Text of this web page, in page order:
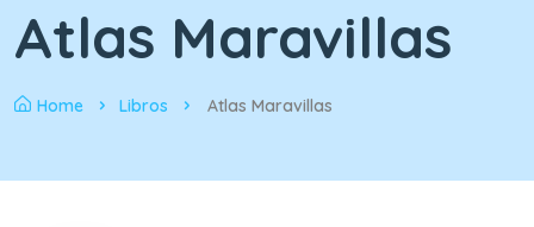
Atlas Maravillas
Home Libros Atlas Maravillas